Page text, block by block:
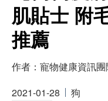
肌貼士 附
推薦
作者： 寵物健康資訊團
2021-01-28
狗